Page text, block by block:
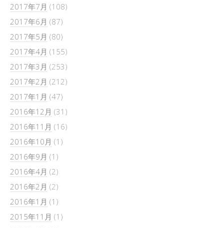
2017年7月 (108)
2017年6月 (87)
2017年5月 (80)
2017年4月 (155)
2017年3月 (253)
2017年2月 (212)
2017年1月 (47)
2016年12月 (31)
2016年11月 (16)
2016年10月 (1)
2016年9月 (1)
2016年4月 (2)
2016年2月 (2)
2016年1月 (1)
2015年11月 (1)